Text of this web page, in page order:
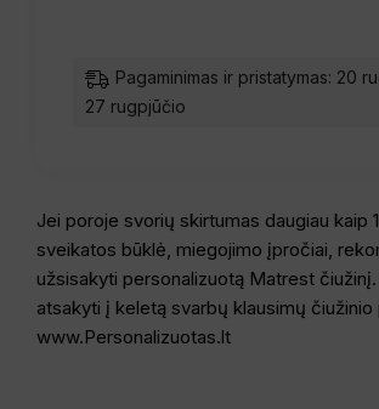
Pagaminimas ir pristatymas: 20
27 rugpjūčio
Jei poroje svorių skirtumas daugiau kaip
sveikatos būklė, miegojimo įpročiai,
užsisakyti personalizuotą Matrest
atsakyti į keletą svarbų klausimų čiužinio
www.Personalizuotas.lt